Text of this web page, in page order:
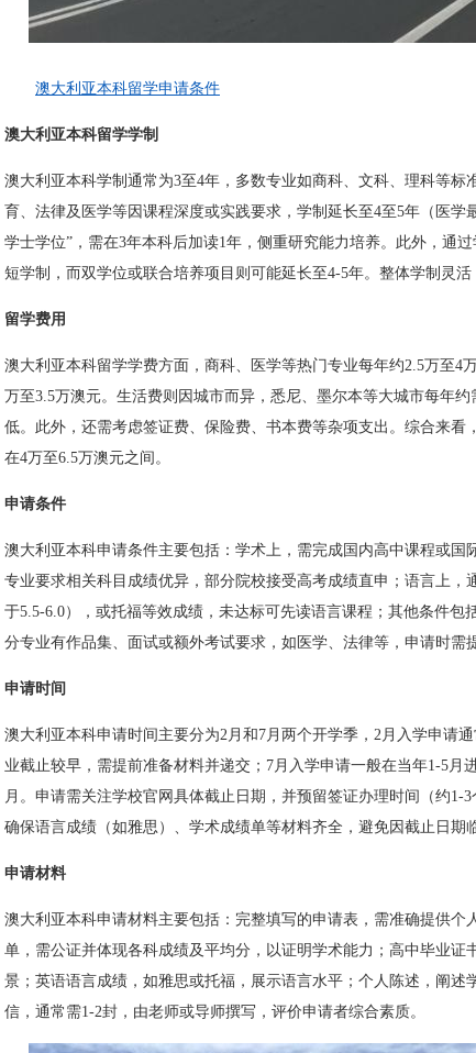
澳大利亚本科留学申请条件
澳大利亚本科留学学制
澳大利亚本科学制通常为3至4年，多数专业如商科、文科、理科等标
育、法律及医学等因课程深度或实践要求，学制延长至4至5年（医学
学士学位”，需在3年本科后加读1年，侧重研究能力培养。此外，通
短学制，而双学位或联合培养项目则可能延长至4-5年。整体学制灵活
留学费用
澳大利亚本科留学学费方面，商科、医学等热门专业每年约2.5万至4
万至3.5万澳元。生活费则因城市而异，悉尼、墨尔本等大城市每年
低。此外，还需考虑签证费、保险费、书本费等杂项支出。综合来看
在4万至6.5万澳元之间。
申请条件
澳大利亚本科申请条件主要包括：学术上，需完成国内高中课程或国
专业要求相关科目成绩优异，部分院校接受高考成绩直申；语言上，
于5.5-6.0），或托福等效成绩，未达标可先读语言课程；其他条件包
分专业有作品集、面试或额外考试要求，如医学、法律等，申请时需
申请时间
澳大利亚本科申请时间主要分为2月和7月两个开学季，2月入学申请
业截止较早，需提前准备材料并递交；7月入学申请一般在当年1-5月
月。申请需关注学校官网具体截止日期，并预留签证办理时间（约1-3
确保语言成绩（如雅思）、学术成绩单等材料齐全，避免因截止日期
申请材料
澳大利亚本科申请材料主要包括：完整填写的申请表，需准确提供个
单，需公证并体现各科成绩及平均分，以证明学术能力；高中毕业证
景；英语语言成绩，如雅思或托福，展示语言水平；个人陈述，阐述
信，通常需1-2封，由老师或导师撰写，评价申请者综合素质。